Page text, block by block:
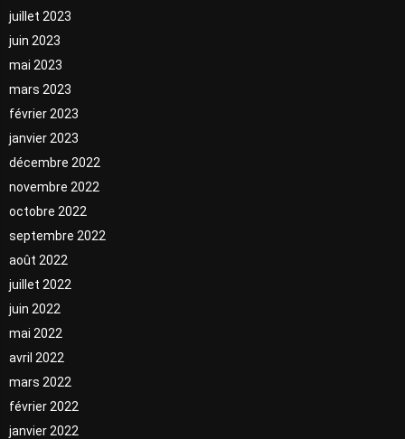
juillet 2023
juin 2023
mai 2023
mars 2023
février 2023
janvier 2023
décembre 2022
novembre 2022
octobre 2022
septembre 2022
août 2022
juillet 2022
juin 2022
mai 2022
avril 2022
mars 2022
février 2022
janvier 2022